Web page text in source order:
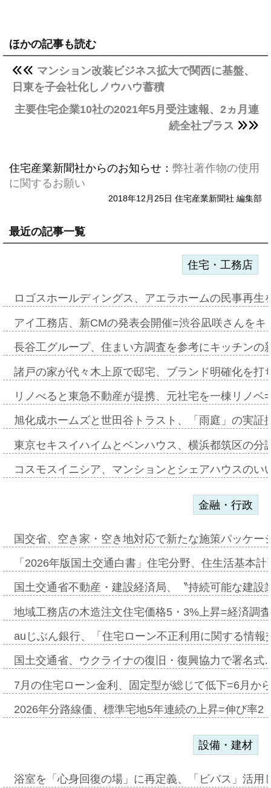
ほかの記事も読む
マンション改装ビジネス拡大で関西に基盤、
日東を子会社化しノウハウ蓄積
主要住宅企業10社の2021年5月受注速報、2ヵ月連
続全社プラス
住宅産業新聞社からのお知らせ： 弊社著作物の使用
に関するお願い
2018年12月25日 住宅産業新聞社 編集部
最近の記事一覧
住宅・工務店
ロゴスホールディングス、アエラホームの民事再
アイ工務店、新CMの発表会開催=渋谷凪咲さんを
長谷工グループ、住まい方調査を参考にキッチン
諸戸の家が代々木上原で邸宅、ブランド明確化を
リノべると東急不動産が提携、元社宅を一棟リノ
旭化成ホームズと世田谷トラスト、「雨庭」の実
東京セキスイハイムとベンハウス、横浜都筑区の
コスモスイニシア、マンションとシェアハウスの
金融・行政
国交省、空き家・空き地対応で新たな施策パッケ
「2026年版国土交通白書」住宅分野、住生活基本
国土交通省不動産・建設経済局、〝持続可能な建
地域工務店の木造注文住宅価格5・3%上昇=経済調
auじぶん銀行、「住宅ローン不正利用に関する情
国土交通省、ウクライナの復旧・復興協力で署名
7月の住宅ローン金利、固定型が総じて低下=6月か
2026年分路線価、標準宅地5年連続の上昇=伸び率
設備・建材
浴室を「心身回復の場」に再定義、「ビバス」活